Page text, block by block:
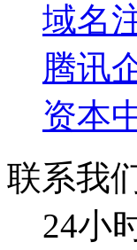
域名
腾讯
资本
联系我
24小